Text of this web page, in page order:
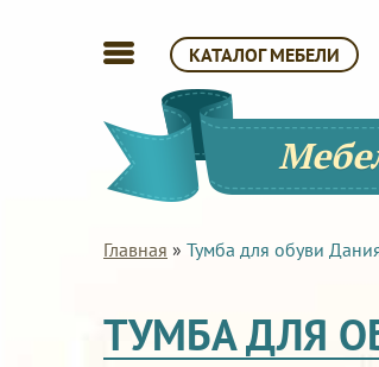
КАТАЛОГ МЕБЕЛИ
Главная » Тумба для обуви
ТУМБА ДЛЯ